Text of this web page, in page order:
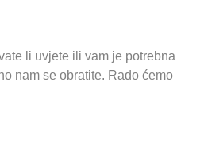
li uvjete ili vam je potrebna
nam se obratite. Rado ćemo